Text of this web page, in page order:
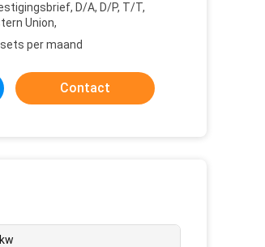
D/A, D/P, T/T,
Union,
per maand
Contact